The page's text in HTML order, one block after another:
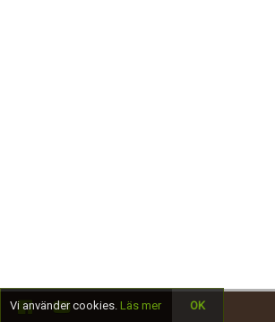
Vi använder cookies. Läs mer OK